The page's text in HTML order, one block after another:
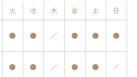
火 水 木 金 土 日
● ● ／ ● ● ●
● ● ／ ● ● ／